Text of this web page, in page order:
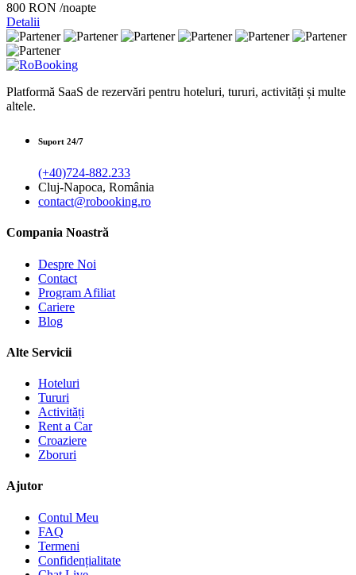
800 RON /noapte
Detalii
Platformă SaaS de rezervări pentru hoteluri, tururi, activități și multe
altele.
Suport 24/7
(+40)724-882.233
Cluj-Napoca, România
contact@robooking.ro
Compania Noastră
Despre Noi
Contact
Program Afiliat
Cariere
Blog
Alte Servicii
Hoteluri
Tururi
Activități
Rent a Car
Croaziere
Zboruri
Ajutor
Contul Meu
FAQ
Termeni
Confidențialitate